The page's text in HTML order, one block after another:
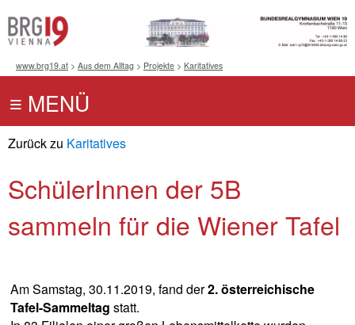
www.brg19.at > Aus dem Alltag > Projekte > Karitatives
Zurück zu Karitatives
SchülerInnen der 5B
sammeln für die Wiener Tafel
Am Samstag, 30.11.2019, fand der2. österreichische
Tafel-Sammeltag statt.